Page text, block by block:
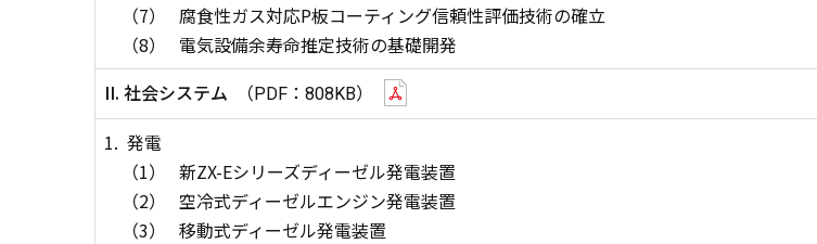
（7）
腐食性ガス対応P板コーティング信頼性評価技術の確立
（8）
電気設備余寿命推定技術の基礎開発
II. 社会システム （PDF：808KB）
1. 発電
（1）
新ZX-Eシリーズディーゼル発電装置
（2）
空冷式ディーゼルエンジン発電装置
（3）
移動式ディーゼル発電装置